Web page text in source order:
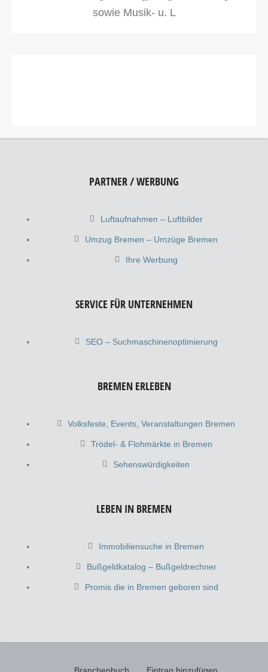
sowie Musik- u. L
PARTNER / WERBUNG
Luftaufnahmen – Luftbilder
Umzug Bremen – Umzüge Bremen
Ihre Werbung
SERVICE FÜR UNTERNEHMEN
SEO – Suchmaschinenoptimierung
BREMEN ERLEBEN
Volksfeste, Events, Veranstaltungen Bremen
Trödel- & Flohmärkte in Bremen
Sehenswürdigkeiten
LEBEN IN BREMEN
Immobiliensuche in Bremen
Bußgeldkatalog – Bußgeldrechner
Promis die in Bremen geboren sind